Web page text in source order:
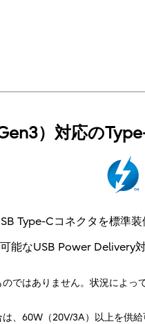
）対応の
Type-Cコネクタを標準装
能なUSB Power Delivery
ではありません。状況によっ
、60W（20V/3A）以上を供給